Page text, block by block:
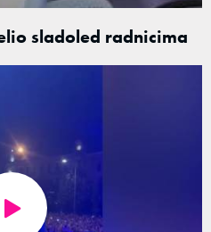
sladoled radnicima